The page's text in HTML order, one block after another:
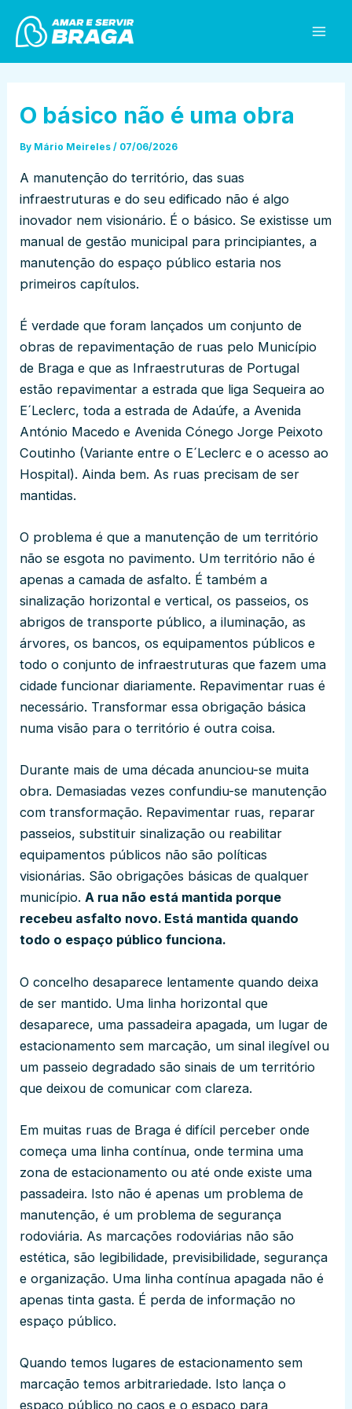
content
O básico não é uma obra
By Mário Meireles/ 07/06/2026
A manutenção do território, das suas
infraestruturas e do seu edificado não é algo
inovador nem visionário. É o básico. Se existisse um
manual de gestão municipal para principiantes, a
manutenção do espaço público estaria nos
primeiros capítulos.
É verdade que foram lançados um conjunto de
obras de repavimentação de ruas pelo Município
de Braga e que as Infraestruturas de Portugal
estão repavimentar a estrada que liga Sequeira ao
E´Leclerc, toda a estrada de Adaúfe, a Avenida
António Macedo e Avenida Cónego Jorge Peixoto
Coutinho (Variante entre o E´Leclerc e o acesso ao
Hospital). Ainda bem. As ruas precisam de ser
mantidas.
O problema é que a manutenção de um território
não se esgota no pavimento. Um território não é
apenas a camada de asfalto. É também a
sinalização horizontal e vertical, os passeios, os
abrigos de transporte público, a iluminação, as
árvores, os bancos, os equipamentos públicos e
todo o conjunto de infraestruturas que fazem uma
cidade funcionar diariamente. Repavimentar ruas é
necessário. Transformar essa obrigação básica
numa visão para o território é outra coisa.
Durante mais de uma década anunciou-se muita
obra. Demasiadas vezes confundiu-se manutenção
com transformação. Repavimentar ruas, reparar
passeios, substituir sinalização ou reabilitar
equipamentos públicos não são políticas
visionárias. São obrigações básicas de qualquer
município.A rua não está mantida porque
recebeu asfalto novo. Está mantida quando
todo o espaço público funciona.
O concelho desaparece lentamente quando deixa
de ser mantido. Uma linha horizontal que
desaparece, uma passadeira apagada, um lugar de
estacionamento sem marcação, um sinal ilegível ou
um passeio degradado são sinais de um território
que deixou de comunicar com clareza.
Em muitas ruas de Braga é difícil perceber onde
começa uma linha contínua, onde termina uma
zona de estacionamento ou até onde existe uma
passadeira. Isto não é apenas um problema de
manutenção, é um problema de segurança
rodoviária. As marcações rodoviárias não são
estética, são legibilidade, previsibilidade, segurança
e organização. Uma linha contínua apagada não é
apenas tinta gasta. É perda de informação no
espaço público.
Quando temos lugares de estacionamento sem
marcação temos arbitrariedade. Isto lança o
espaço público no caos e o espaço para
navigation